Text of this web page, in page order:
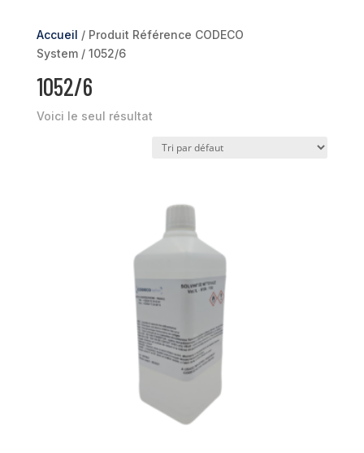
Accueil / Produit Référence CODECO
System / 1052/6
1052/6
Voici le seul résultat